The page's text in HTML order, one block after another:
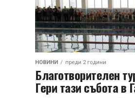
НОВИНИ преди 2 години
Благотворителен
Гери тази събота в